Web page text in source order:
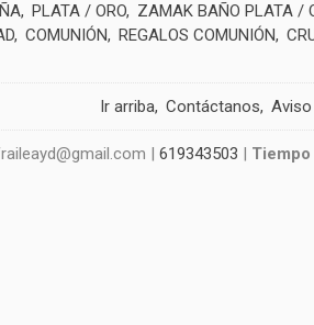
PLATA / ORO ZAMAK BAÑO PLATA /
COMUNIÓN REGALOS COMUNIÓN
Ir arriba Contáctanos
|619343503 | Tiempo